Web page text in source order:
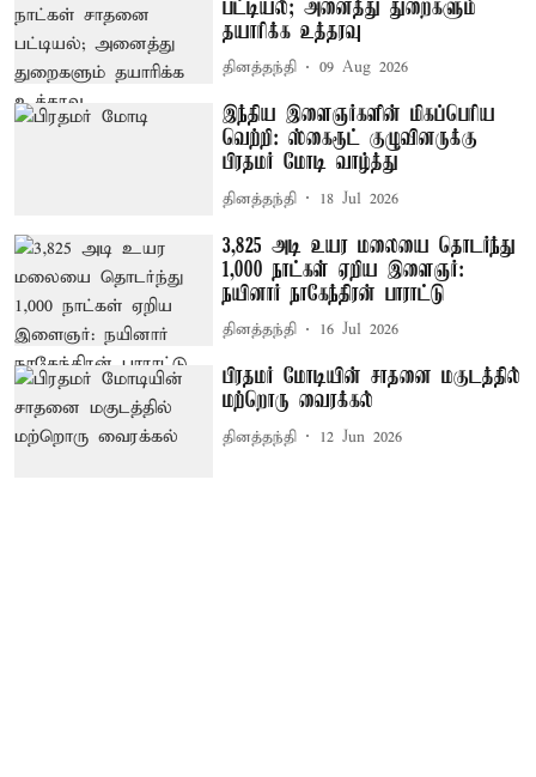
பட்டியல்; அனைத்து துறைகளும்
தயாரிக்க உத்தரவு
தினத்தந்தி 09 Aug 2026
இந்திய இளைஞர்களின் மிகப்பெரிய
வெற்றி: ஸ்கைரூட் குழுவினருக்கு
பிரதமர் மோடி வாழ்த்து
தினத்தந்தி 18 Jul 2026
3,825 அடி உயர மலையை தொடர்ந்து
1,000 நாட்கள் ஏறிய இளைஞர்:
நயினார் நாகேந்திரன் பாராட்டு
தினத்தந்தி 16 Jul 2026
பிரதமர் மோடியின் சாதனை மகுடத்தில்
மற்றொரு வைரக்கல்
தினத்தந்தி 12 Jun 2026